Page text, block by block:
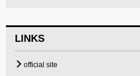
LINKS
official site